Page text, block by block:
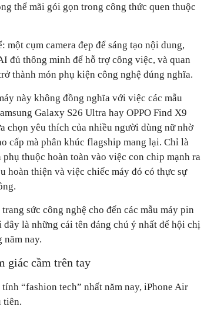
thể mãi gói gọn trong công thức quen thuộc
cụm camera đẹp để sáng tạo nội dung,
đủ thông minh để hỗ trợ công việc, và quan
thành món phụ kiện công nghệ đúng nghĩa.
này không đồng nghĩa với việc các mẫu
Galaxy S26 Ultra hay OPPO Find X9
chọn yêu thích của nhiều người dùng nữ nhờ
cấp mà phân khúc flagship mang lại. Chỉ là
thuộc hoàn toàn vào việc con chip mạnh ra
hoàn thiện và việc chiếc máy đó có thực sự
sức công nghệ cho đến các mẫu máy pin
là những cái tên đáng chú ý nhất để hội chị
năm nay.
giác cầm trên tay
“fashion tech” nhất năm nay, iPhone Air
tiên.